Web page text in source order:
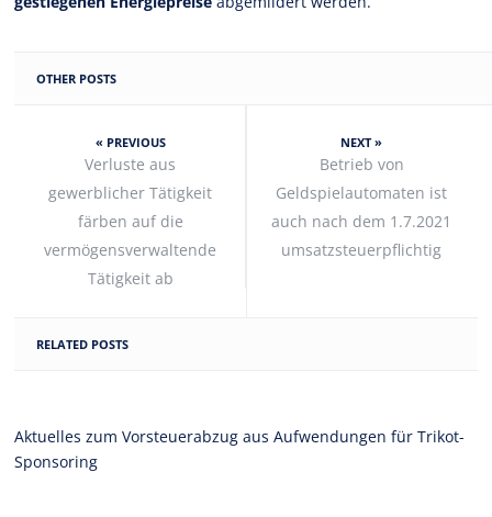
OTHER POSTS
« PREVIOUS
Verluste aus
gewerblicher Tätigkeit
färben auf die
vermögensverwaltende
Tätigkeit ab
NEXT »
Betrieb von
Geldspielautomaten ist
auch nach dem 1.7.2021
umsatzsteuerpflichtig
RELATED POSTS
Aktuelles zum Vorsteuerabzug aus Aufwendungen für Trikot-
Sponsoring